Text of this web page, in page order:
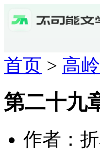
首页 > 高
第二十九
作者：